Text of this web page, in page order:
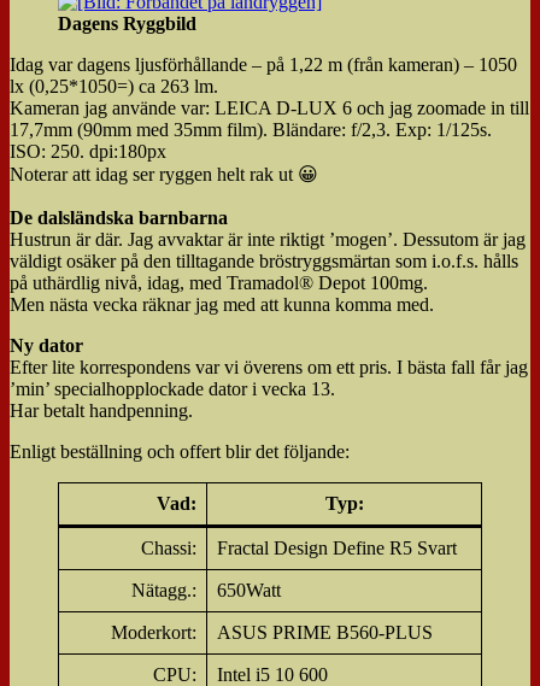
Dagens Ryggbild
Idag var dagens ljusförhållande – på 1,22 m (från kameran) – 1050
lx (0,25*1050=) ca 263 lm.
Kameran jag använde var: LEICA D-LUX 6 och jag zoomade in till
17,7mm (90mm med 35mm film). Bländare: f/2,3. Exp: 1/125s.
ISO: 250. dpi:180px
Noterar att idag ser ryggen helt rak ut 😀
De dalsländska barnbarna
Hustrun är där. Jag avvaktar är inte riktigt ’mogen’. Dessutom är jag
väldigt osäker på den tilltagande bröstryggsmärtan som i.o.f.s. hålls
på uthärdlig nivå, idag, med Tramadol® Depot 100mg.
Men nästa vecka räknar jag med att kunna komma med.
Ny dator
Efter lite korrespondens var vi överens om ett pris. I bästa fall får jag
’min’ specialhopplockade dator i vecka 13.
Har betalt handpenning.
Enligt beställning och offert blir det följande:
Vad: Typ:
Chassi: Fractal Design Define R5 Svart
Nätagg.: 650Watt
Moderkort: ASUS PRIME B560-PLUS
CPU: Intel i5 10 600